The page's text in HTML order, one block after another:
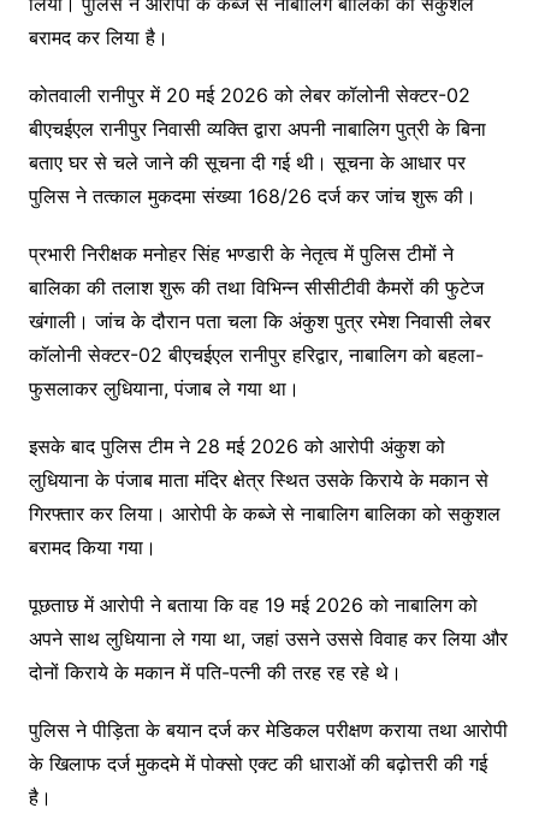
बरामद कर लिया है।
कोतवाली रानीपुर में 20 मई 2026 को लेबर कॉलोनी सेक्टर-02
बीएचईएल रानीपुर निवासी व्यक्ति द्वारा अपनी नाबालिग पुत्री के बिना
बताए घर से चले जाने की सूचना दी गई थी। सूचना के आधार पर
पुलिस ने तत्काल मुकदमा संख्या 168/26 दर्ज कर जांच शुरू की।
प्रभारी निरीक्षक मनोहर सिंह भण्डारी के नेतृत्व में पुलिस टीमों ने
बालिका की तलाश शुरू की तथा विभिन्न सीसीटीवी कैमरों की फुटेज
खंगाली। जांच के दौरान पता चला कि अंकुश पुत्र रमेश निवासी लेबर
कॉलोनी सेक्टर-02 बीएचईएल रानीपुर हरिद्वार, नाबालिग को बहला-
फुसलाकर लुधियाना, पंजाब ले गया था।
इसके बाद पुलिस टीम ने 28 मई 2026 को आरोपी अंकुश को
लुधियाना के पंजाब माता मंदिर क्षेत्र स्थित उसके किराये के मकान से
गिरफ्तार कर लिया। आरोपी के कब्जे से नाबालिग बालिका को सकुशल
बरामद किया गया।
पूछताछ में आरोपी ने बताया कि वह 19 मई 2026 को नाबालिग को
अपने साथ लुधियाना ले गया था, जहां उसने उससे विवाह कर लिया और
दोनों किराये के मकान में पति-पत्नी की तरह रह रहे थे।
पुलिस ने पीड़िता के बयान दर्ज कर मेडिकल परीक्षण कराया तथा आरोपी
के खिलाफ दर्ज मुकदमे में पोक्सो एक्ट की धाराओं की बढ़ोत्तरी की गई
है।